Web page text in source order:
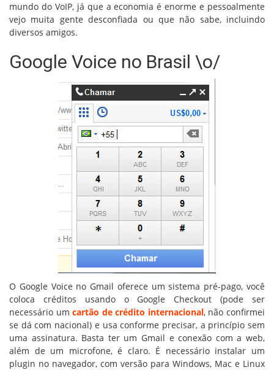
mundo do VoIP, já que a economia é enorme e pessoalmente
vejo muita gente desconfiada ou que não sabe, incluindo
diversos amigos.
Google Voice no Brasil \o/
O Google Voice no Gmail oferece um sistema pré-pago, você
coloca créditos usando o Google Checkout (pode ser
necessário umcartão de crédito internacional, não confirmei
se dá com nacional) e usa conforme precisar, a princípio sem
uma assinatura. Basta ter um Gmail e conexão com a web,
além de um microfone, é claro. É necessário instalar um
plugin no navegador, com versão para Windows, Mac e Linux